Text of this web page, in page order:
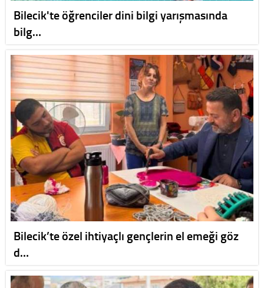
Bilecik'te öğrenciler dini bilgi yarışmasında
bilg…
Bilecik’te özel ihtiyaçlı gençlerin el emeği göz
d…